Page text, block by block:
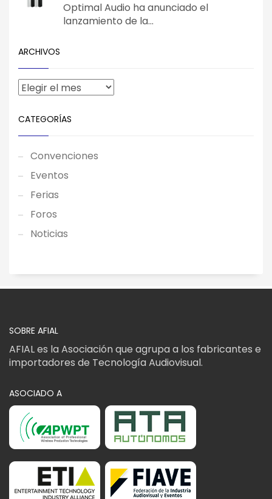
Optimal Audio ha anunciado el
lanzamiento de la...
ARCHIVOS
CATEGORÍAS
Convenciones
Eventos
Ferias
Foros
Noticias
SOBRE AFIAL
AFIAL es la Asociación que agrupa a los fabricantes e
importadores de Tecnología Audiovisual.
ASOCIADO A